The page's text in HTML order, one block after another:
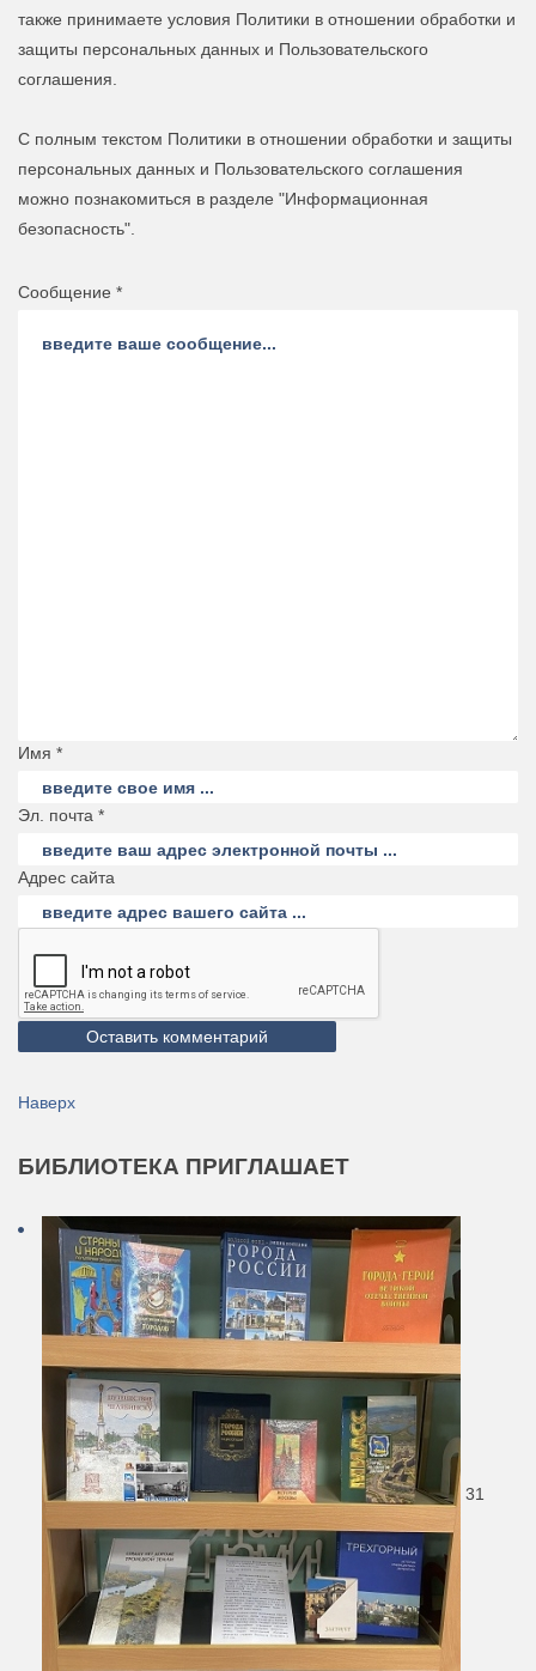
также принимаете условия Политики в отношении обработки и
защиты персональных данных и Пользовательского
соглашения.
С полным текстом Политики в отношении обработки и защиты
персональных данных и Пользовательского соглашения
можно познакомиться в разделе "Информационная
безопасность".
Сообщение *
Имя *
Эл. почта *
Адрес сайта
Наверх
БИБЛИОТЕКА ПРИГЛАШАЕТ
31